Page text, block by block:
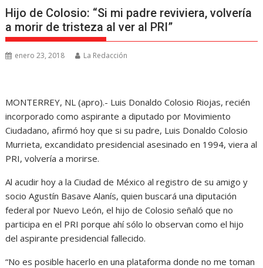
Hijo de Colosio: “Si mi padre reviviera, volvería
a morir de tristeza al ver al PRI”
enero 23, 2018 La Redacción
MONTERREY, NL (apro).- Luis Donaldo Colosio Riojas, recién
incorporado como aspirante a diputado por Movimiento
Ciudadano, afirmó hoy que si su padre, Luis Donaldo Colosio
Murrieta, excandidato presidencial asesinado en 1994, viera al
PRI, volvería a morirse.
Al acudir hoy a la Ciudad de México al registro de su amigo y
socio Agustín Basave Alanís, quien buscará una diputación
federal por Nuevo León, el hijo de Colosio señaló que no
participa en el PRI porque ahí sólo lo observan como el hijo
del aspirante presidencial fallecido.
“No es posible hacerlo en una plataforma donde no me toman